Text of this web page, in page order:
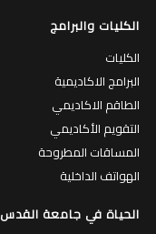
الكليات والبرامج
الكليات
البرامج الاكاديمية
الطاقم الاكاديمي
التقويم الأكاديمي
المساقات المطروحة
الهواتف الداخلية
الحياة في جامعة القدس